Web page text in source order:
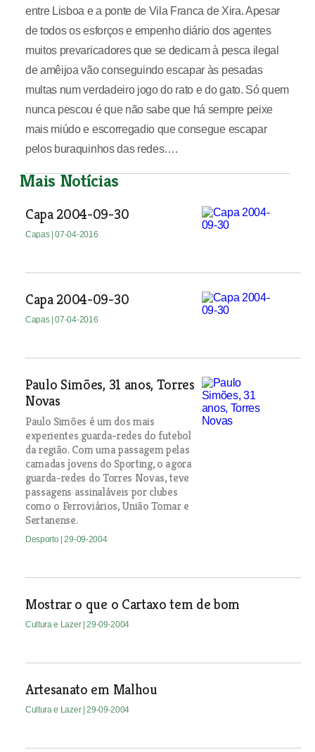
entre Lisboa e a ponte de Vila Franca de Xira. Apesar
de todos os esforços e empenho diário dos agentes
muitos prevaricadores que se dedicam à pesca ilegal
de amêijoa vão conseguindo escapar às pesadas
multas num verdadeiro jogo do rato e do gato. Só quem
nunca pescou é que não sabe que há sempre peixe
mais miúdo e escorregadio que consegue escapar
pelos buraquinhos das redes….
Mais Notícias
Capa 2004-09-30
Capas | 07-04-2016
Capa 2004-09-30
Capas | 07-04-2016
Paulo Simões, 31 anos, Torres
Novas
Paulo Simões é um dos mais
experientes guarda-redes do futebol
da região. Com uma passagem pelas
camadas jovens do Sporting, o agora
guarda-redes do Torres Novas, teve
passagens assinaláveis por clubes
como o Ferroviários, União Tomar e
Sertanense.
Desporto | 29-09-2004
Mostrar o que o Cartaxo tem de bom
Cultura e Lazer | 29-09-2004
Artesanato em Malhou
Cultura e Lazer | 29-09-2004